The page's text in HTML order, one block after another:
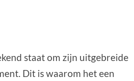
staat om zijn uitgebreide
Dit is waarom het een